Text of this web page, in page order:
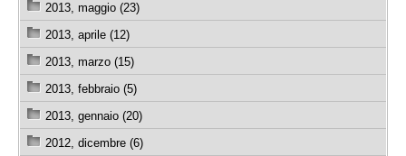
2013, maggio (23)
2013, aprile (12)
2013, marzo (15)
2013, febbraio (5)
2013, gennaio (20)
2012, dicembre (6)